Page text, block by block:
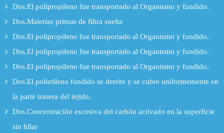
Dos.El polipropileno fue transportado al Organismo y fundido.
Dos.Materias primas de fibra suelta
Dos.El polipropileno fue transportado al Organismo y fundido.
Dos.El polipropileno fue transportado al Organismo y fundido.
Dos.El polipropileno fue transportado al Organismo y fundido.
Dos.El polietileno fundido se derrite y se cubre uniformemente en
la parte trasera del tejido.
Dos.Concentración excesiva del carbón activado en la superficie
sin hilar